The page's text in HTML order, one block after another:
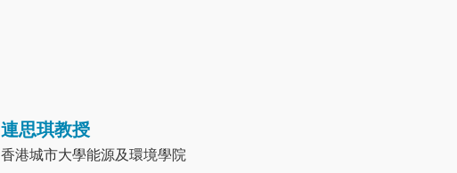
連思琪教授
香港城市大學能源及環境學院